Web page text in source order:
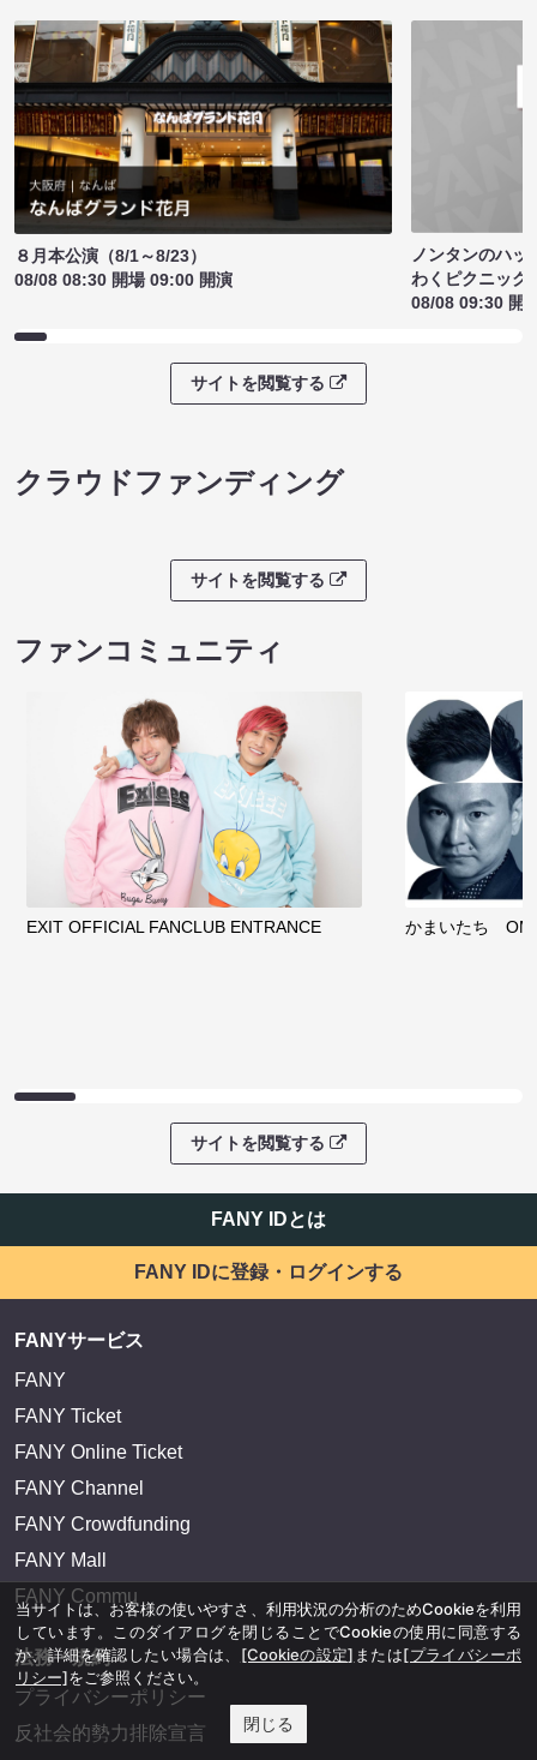
８月本公演（8/1～8/23）
08/08 08:30 開場 09:00 開演
ノンタンのハッ
わくピクニック
08/08 09:30 開
サイトを閲覧する
クラウドファンディング
サイトを閲覧する
ファンコミュニティ
EXIT OFFICIAL FANCLUB ENTRANCE かまいたち
サイトを閲覧する
FANY IDとは
FANY IDに登録・ログインする
FANYサービス
FANY
FANY Ticket
FANY Online Ticket
FANY Channel
FANY Crowdfunding
FANY Mall
FANY Commu
法務・規約
プライバシーポリシー
反社会的勢力排除宣言
当サイトは、お客様の使いやすさ、利用状況の分析のためCookieを利用
しています。このダイアログを閉じることでCookieの使用に同意する
か、詳細を確認したい場合は、 [Cookieの設定] または[プライバシーポ
リシー]をご参照ください。
閉じる